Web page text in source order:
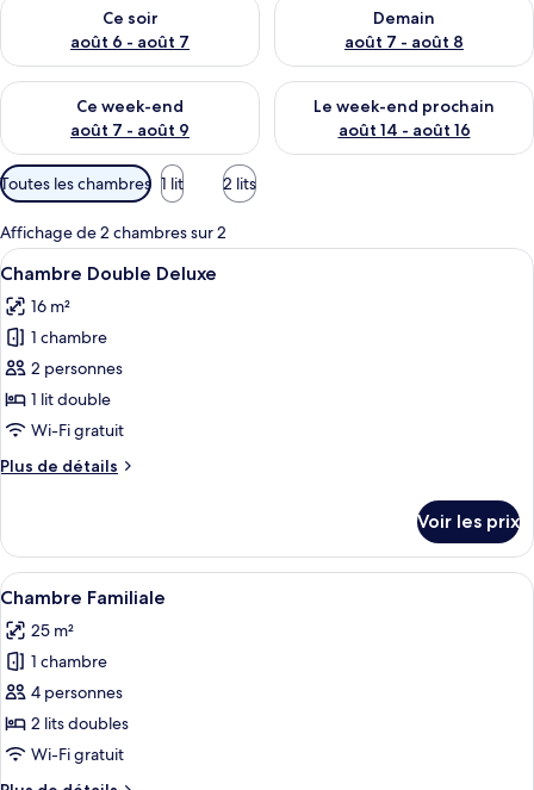
Ce soir
août 6 - août 7
Demain
août 7 - août 8
Ce week-end
août 7 - août 9
Vérifier la disponibilité pour ce week-end août 7 - août 9
Le week-end prochain
août 14 - août 16
Vérifier la disponibilité pour
Filtres
disponibles
pour
les
chambres
Toutes les chambres 1 lit 2 lits
Affichage de 2 chambres sur 2
Afficher
toutes
les
photos
pour
ce
type
chambre :
Deluxe
Chambre Double Deluxe | Bureau,
7
Chambre Double Deluxe
16 m²
1 chambre
2 personnes
1 lit double
Wi-Fi gratuit
Plus de détails
Plus
le
type
de
Chambre
Double
Deluxe
Voir les prix
Afficher
toutes
les
photos
pour
ce
type
Chambre Familiale | Bureau,
6
Chambre Familiale
25 m²
1 chambre
4 personnes
2 lits doubles
Wi-Fi gratuit